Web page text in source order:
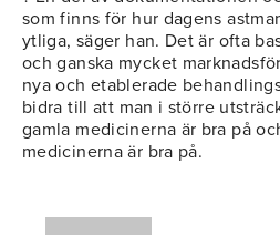
som finns för hur dagens
ytliga, säger han. Det är ofta
och ganska mycket
nya och etablerade
bidra till att man i större
gamla medicinerna är bra på
medicinerna är bra på.